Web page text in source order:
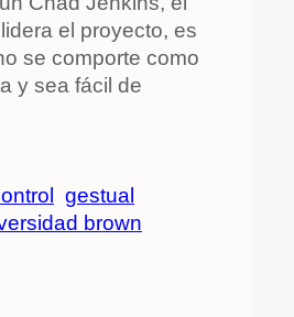
el proyecto, es
se comporte como
y sea fácil de
gestual
brown